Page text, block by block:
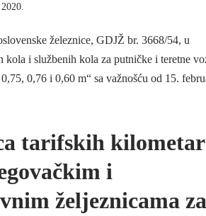
železnice, GDJŽ br. 3668/54, u
kola i službenih kola za putničke i teretne
0,76 i 0,60 m“ sa važnošću od 15.
tarifskih
i
željeznicama za